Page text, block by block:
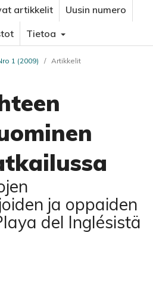
artikkelit
Uusin numero
Tietoa
1 (2009) / Artikkelit
ja oppaiden
del Inglésistä